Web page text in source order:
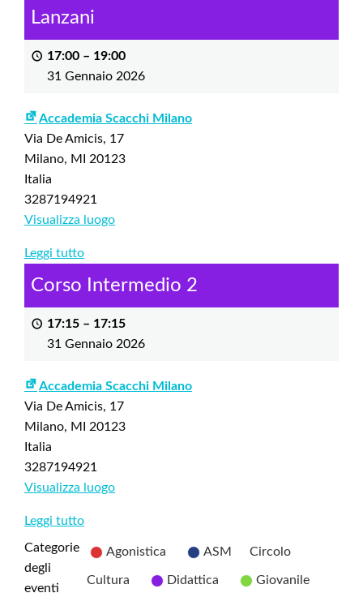
Lanzani
17:00 – 19:00
31 Gennaio 2026
Accademia Scacchi Milano
Via De Amicis, 17
Milano, MI
20123
Italia
3287194921
Visualizza luogo
Leggi tutto
Corso Intermedio 2
17:15 – 17:15
31 Gennaio 2026
Accademia Scacchi Milano
Via De Amicis, 17
Milano, MI
20123
Italia
3287194921
Visualizza luogo
Leggi tutto
Categorie
degli
eventi
Agonistica ASM Circolo
Cultura Didattica Giovanile